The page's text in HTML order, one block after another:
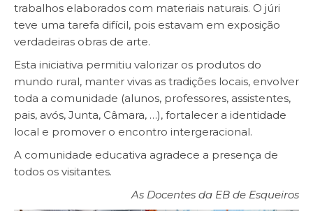
trabalhos elaborados com materiais naturais. O júri
teve uma tarefa difícil, pois estavam em exposição
verdadeiras obras de arte.
Esta iniciativa permitiu valorizar os produtos do
mundo rural, manter vivas as tradições locais, envolver
toda a comunidade (alunos, professores, assistentes,
pais, avós, Junta, Câmara, …), fortalecer a identidade
local e promover o encontro intergeracional.
A comunidade educativa agradece a presença de
todos os visitantes.
As Docentes da EB de Esqueiros